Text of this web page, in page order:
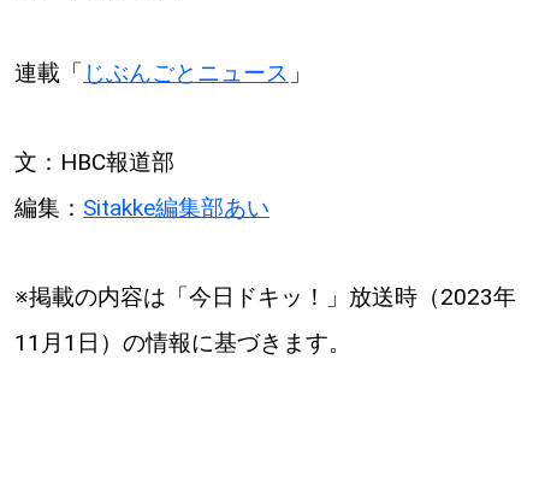
連載「 じぶんごとニュース 」
文：HBC報道部
編集： Sitakke編集部あい
※掲載の内容は「今日ドキッ！」放送時（2023年
11月1日）の情報に基づきます。